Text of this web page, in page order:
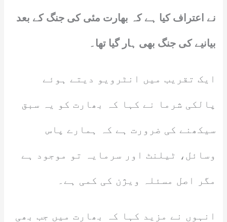
نے اعتراف کیا ہے کہ بھارت مئی کی جنگ کے بعد
بیانیے کی جنگ بھی ہار گیا تھا۔
ایک تقریب میں انٹرویو دیتے ہوئے
پالکی شرما نے کہا کہ بھارت کو یہ سبق
سیکھنے کی ضرورت ہے کہ ہمارے پاس
وسائل، ٹیلنٹ اور سرمایہ تو موجود ہے
مگر اصل مسئلہ ویژن کی کمی ہے۔
انہوں نے مزید کہا کہ بھارت میں جب بھی